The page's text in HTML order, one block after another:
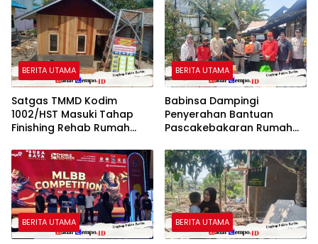
BERITA UTAMA
Satgas TMMD Kodim
1002/HST Masuki Tahap
Finishing Rehab Rumah
BERITA UTAMA
Babinsa Dampingi
Penyerahan Bantuan
Pascakebakaran Rumah
BERITA UTAMA BERITA UTAMA